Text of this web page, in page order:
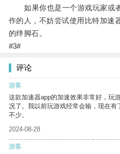
如果你也是一个游戏玩家或
作的人，不妨尝试使用比特加速
的绊脚石。
#3#
评论
游客
这款加速器app的加速效果非常好，玩
况了。我以前玩游戏经常会输，现在有
不少。
2024-08-28
游客